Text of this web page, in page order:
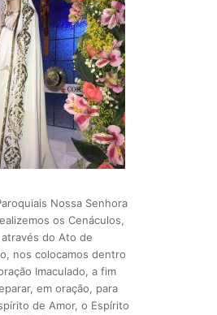
Nossa Senhora
os Cenáculos,
do Ato de
nos colocamos dentro
Imaculado, a fim
em oração, para
de Amor, o Espírito